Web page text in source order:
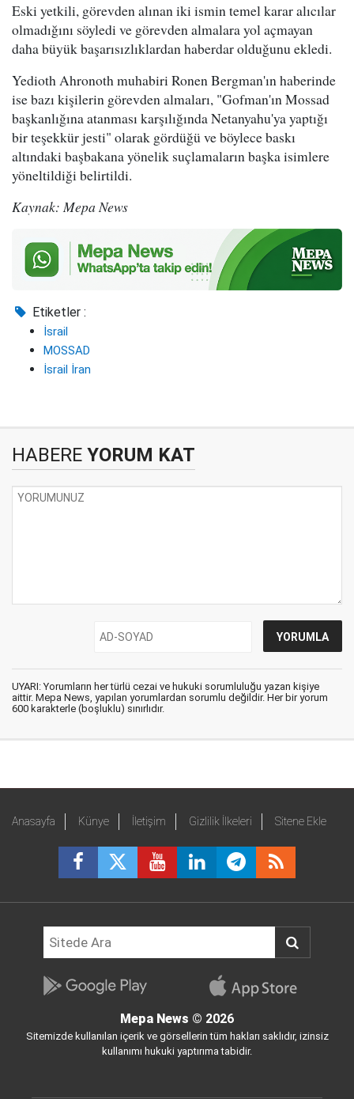
Eski yetkili, görevden alınan iki ismin temel karar alıcılar
olmadığını söyledi ve görevden almalara yol açmayan
daha büyük başarısızlıklardan haberdar olduğunu ekledi.
Yedioth Ahronoth muhabiri Ronen Bergman'ın haberinde
ise bazı kişilerin görevden almaları, "Gofman'ın Mossad
başkanlığına atanması karşılığında Netanyahu'ya yaptığı
bir teşekkür jesti" olarak gördüğü ve böylece baskı
altındaki başbakana yönelik suçlamaların başka isimlere
yöneltildiği belirtildi.
Kaynak: Mepa News
Etiketler :
İsrail
MOSSAD
İsrail İran
HABERE YORUM KAT
UYARI: Yorumların her türlü cezai ve hukuki sorumluluğu yazan kişiye
aittir. Mepa News, yapılan yorumlardan sorumlu değildir. Her bir yorum
600 karakterle (boşluklu) sınırlıdır.
Anasayfa Künye İletişim Gizlilik İlkeleri Sitene Ekle
Mepa News © 2026
Sitemizde kullanılan içerik ve görsellerin tüm hakları saklıdır, izinsiz
kullanımı hukuki yaptırıma tabidir.